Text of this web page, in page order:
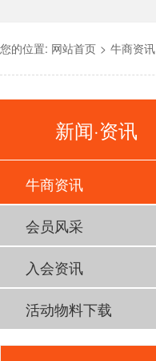
您的位置: 网站首页 > 牛商资讯
新闻·资讯
牛商资讯
会员风采
入会资讯
活动物料下载